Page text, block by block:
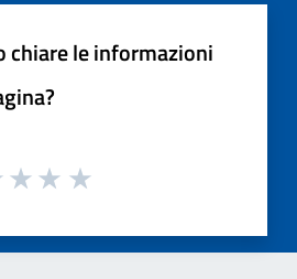
chiare le informazioni